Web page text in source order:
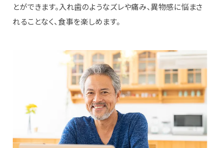
とができます。入れ歯のようなズレや痛み、異物感に悩まさ
れることなく、食事を楽しめます。